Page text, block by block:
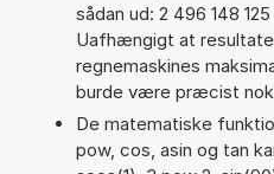
sådan ud: 2 496 148
Uafhængigt at
regnemaskines
burde være præcist
De matematiske
pow, cos, asin og tan